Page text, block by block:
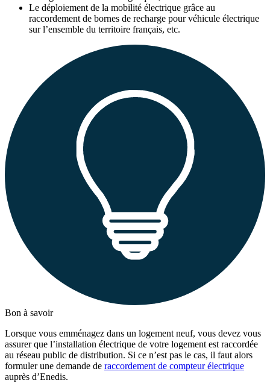
Le déploiement de la mobilité électrique grâce au
raccordement de bornes de recharge pour véhicule électrique
sur l’ensemble du territoire français, etc.
Bon à savoir
Lorsque vous emménagez dans un logement neuf, vous devez vous
assurer que l’installation électrique de votre logement est raccordée
au réseau public de distribution. Si ce n’est pas le cas, il faut alors
formuler une demande de raccordement de compteur électrique
auprès d’Enedis.